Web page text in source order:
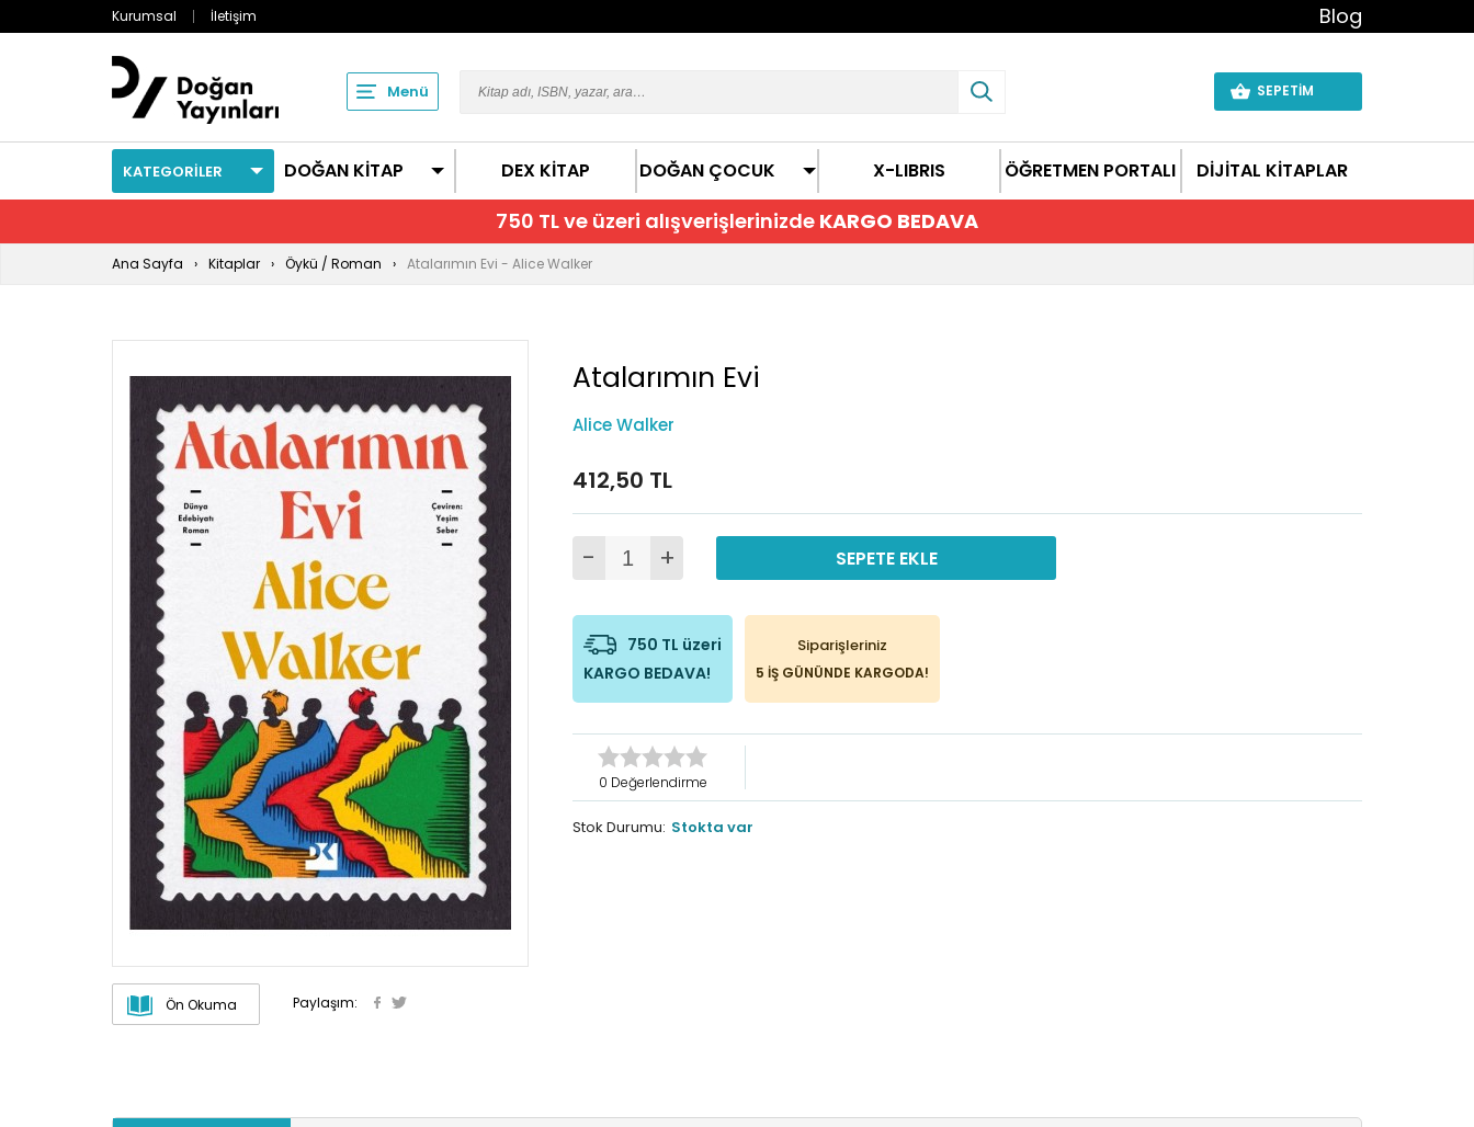
Kurumsal İletişim Blog
Menü SEPETİM
KATEGORİLER DOĞAN KİTAP DEX KİTAP DOĞAN ÇOCUK X-LIBRIS ÖĞRETMEN PORTALI DİJİTAL KİTAPLAR
750 TL ve üzeri alışverişlerinizde KARGO BEDAVA
Ana Sayfa Kitaplar Öykü / Roman Atalarımın Evi - Alice Walker
Ön Okuma Paylaşım:
Atalarımın Evi
Alice Walker
412,50 TL
- + SEPETE EKLE
750 TL üzeri
KARGO BEDAVA!
Siparişleriniz
5 İŞ GÜNÜNDE KARGODA!
0 Değerlendirme
Stok Durumu: Stokta var